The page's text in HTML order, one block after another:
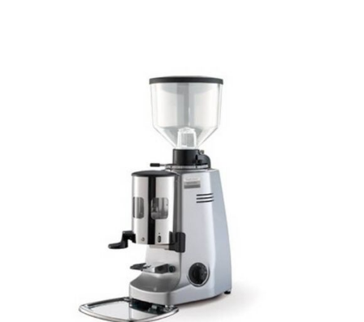
RÉSZLETEK